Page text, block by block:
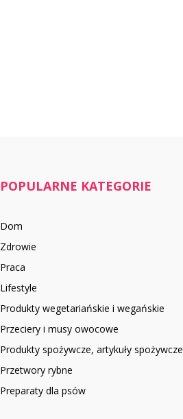
POPULARNE KATEGORIE
Dom
Zdrowie
Praca
Lifestyle
Produkty wegetariańskie i wegańskie
Przeciery i musy owocowe
Produkty spożywcze, artykuły spożywcze
Przetwory rybne
Preparaty dla psów